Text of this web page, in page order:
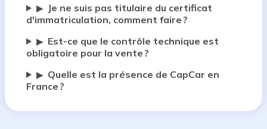
▶
Je ne suis pas titulaire du certificat
d'immatriculation, comment faire ?
▶ Est-ce que le contrôle technique est
obligatoire pour la vente ?
▶ Quelle est la présence de CapCar en
France ?